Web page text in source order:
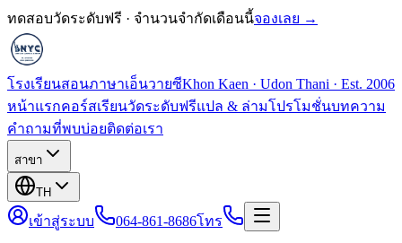
ทดสอบวัดระดับฟรี · จำนวนจำกัดเดือนนี้จองเลย →
โรงเรียนสอนภาษาเอ็นวายซีKhon Kaen · Udon Thani · Est. 2006
หน้าแรกคอร์สเรียนวัดระดับฟรีแปล & ล่ามโปรโมชั่นบทความ
คำถามที่พบบ่อยติดต่อเรา
สาขา
TH
เข้าสู่ระบบ 064-861-8686โทร